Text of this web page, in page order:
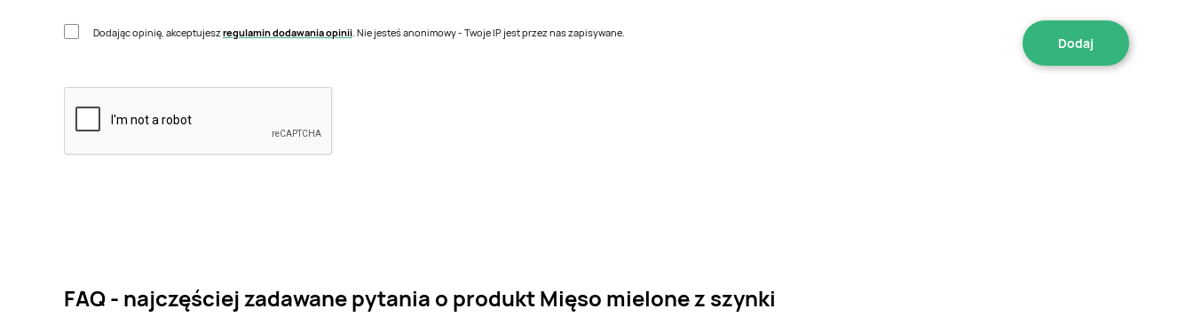
Dodając opinię, akceptujeszregulamin dodawania opinii. Nie jesteś anonimowy - Twoje IP jest przez nas zapisywane.
FAQ - najczęściej zadawane pytania o produkt Mięso mielone z szynki